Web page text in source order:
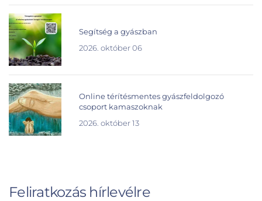
Segítség a gyászban
2026. október 06
Online térítésmentes gyászfeldolgozó
csoport kamaszoknak
2026. október 13
Feliratkozás hírlevélre